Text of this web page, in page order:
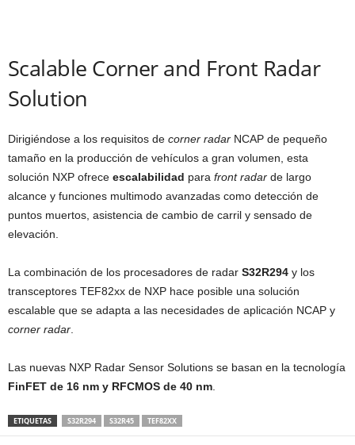
Scalable Corner and Front Radar
Solution
Dirigiéndose a los requisitos de corner radar NCAP de pequeño
tamaño en la producción de vehículos a gran volumen, esta
solución NXP ofrece escalabilidad para front radar de largo
alcance y funciones multimodo avanzadas como detección de
puntos muertos, asistencia de cambio de carril y sensado de
elevación.
La combinación de los procesadores de radar S32R294 y los
transceptores TEF82xx de NXP hace posible una solución
escalable que se adapta a las necesidades de aplicación NCAP y
corner radar
Las nuevas NXP Radar Sensor Solutions se basan en la tecnología
FinFET de 16 nm y RFCMOS de 40 nm
ETIQUETAS S32R294 S32R45 TEF82XX